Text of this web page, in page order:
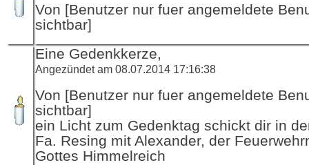
Von [Benutzer nur fuer angemeldete
sichtbar]
Eine Gedenkkerze,
Angezündet am 08.07.2014 17:16:38
Von [Benutzer nur fuer angemeldete
sichtbar]
ein Licht zum Gedenktag schickt dir in
Fa. Resing mit Alexander, der
Gottes Himmelreich